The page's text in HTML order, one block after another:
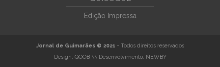
Edição Impressa
Jornal de Guimarães © 2021 - Todos direitos reservados
Design: QOOB\\ Desenvolvimento: NEWBY